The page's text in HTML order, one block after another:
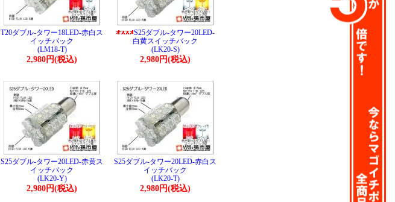
T20ダブル-タワー18LED-赤白ス
イッチバック
(LM18-T)
2,980円(税込)
S25ダブル-タワー20LED-
白黄スイッチバック
(LK20-S)
2,980円(税込)
S25ダブル-タワー20LED-赤黄ス
イッチバック
(LK20-Y)
2,980円(税込)
S25ダブル-タワー20LED-赤白ス
イッチバック
(LK20-T)
2,980円(税込)